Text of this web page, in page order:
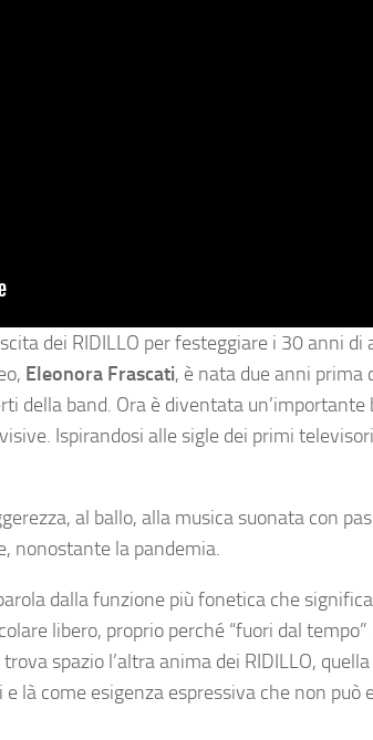
dei RIDILLO per festeggiare i 30 anni di
Eleonora Frascati, è nata due anni prima
della band. Ora è diventata
Ispirandosi alle sigle dei primi
al ballo, alla musica suonata con
nonostante la pandemia.
dalla funzione più fonetica che
libero, proprio perché “fuori dal
trova spazio l’altra anima dei RIDILLO,
là come esigenza espressiva che non può